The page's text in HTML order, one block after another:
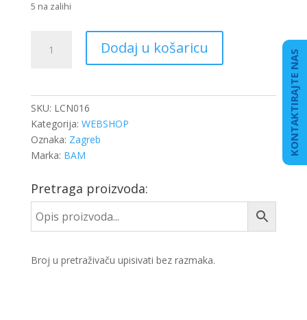
5 na zalihi
(100MET)
količina
Dodaj u košaricu
SKU: LCN016
Kategorija: WEBSHOP
Oznaka: Zagreb
Marka: BAM
Pretraga proizvoda:
Broj u pretraživaču upisivati bez razmaka.
KONTAKTIRAJTE NAS